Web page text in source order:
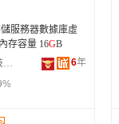
服務器數據庫虛
存容量 16GB
北京華豫天成科技有限公司
6年